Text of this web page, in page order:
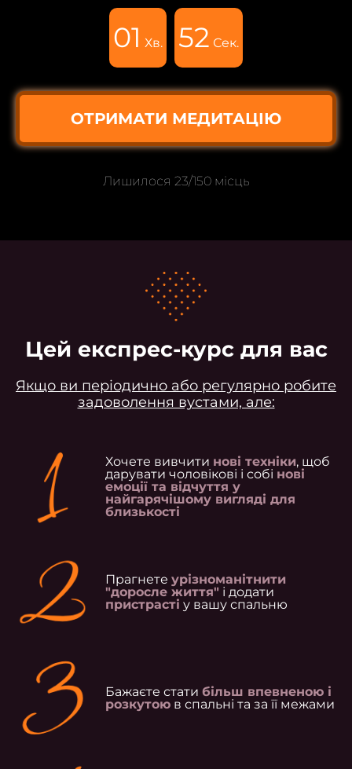
01 Хв. 50 Сек.
ОТРИМАТИ МЕДИТАЦІЮ
Лишилося 23/150 місць
Цей експрес-курс для вас
Якщо ви періодично або регулярно робите
задоволення вустами, але:
Хочете вивчити нові техніки, щоб
дарувати чоловікові і собі нові
емоції та відчуття у
найгарячішому вигляді для
близькості
Прагнетеурізноманітнити
"доросле життя" і додати
пристрасті у вашу спальню
Бажаєте статибільш впевненою і
розкутою в спальні та за її межами